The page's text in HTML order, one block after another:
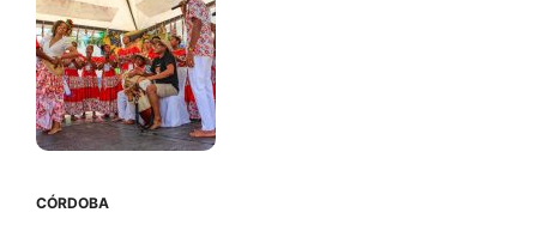
CÓRDOBA